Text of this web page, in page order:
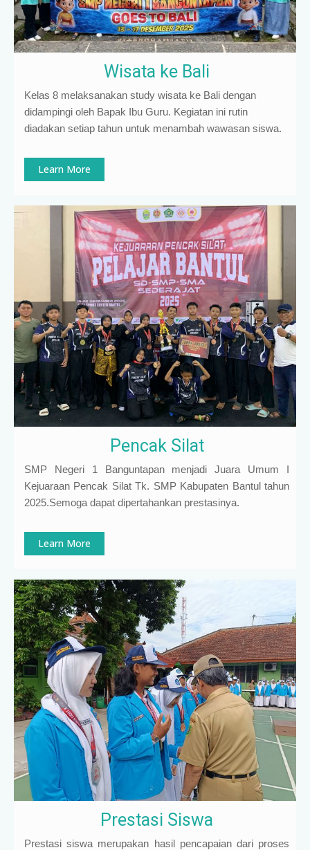
Wisata ke Bali
Kelas 8 melaksanakan study wisata ke Bali dengan
didampingi oleh Bapak Ibu Guru. Kegiatan ini rutin
diadakan setiap tahun untuk menambah wawasan siswa.
Learn More
Pencak Silat
SMP Negeri 1 Banguntapan menjadi Juara Umum I
Kejuaraan Pencak Silat Tk. SMP Kabupaten Bantul tahun
2025.Semoga dapat dipertahankan prestasinya.
Learn More
Prestasi Siswa
Prestasi siswa merupakan hasil pencapaian dari proses